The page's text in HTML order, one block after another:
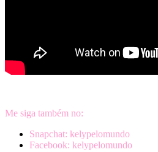
Me siga também no:
Snapchat: kelypelomundo
Facebook: kelypelomundo